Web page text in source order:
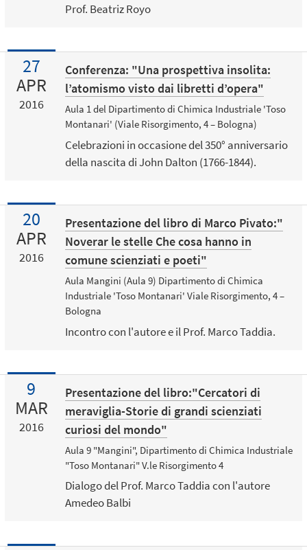
Prof. Beatriz Royo
27
APR
2016
Conferenza: "Una prospettiva insolita:
l’atomismo visto dai libretti d’opera"
Aula 1 del Dipartimento di Chimica Industriale 'Toso
Montanari' (Viale Risorgimento, 4 – Bologna)
Celebrazioni in occasione del 350° anniversario
della nascita di John Dalton (1766-1844).
20
APR
2016
Presentazione del libro di Marco Pivato:"
Noverar le stelle Che cosa hanno in
comune scienziati e poeti"
Aula Mangini (Aula 9) Dipartimento di Chimica
Industriale 'Toso Montanari' Viale Risorgimento, 4 –
Bologna
Incontro con l'autore e il Prof. Marco Taddia.
9
MAR
2016
Presentazione del libro:"Cercatori di
meraviglia-Storie di grandi scienziati
curiosi del mondo"
Aula 9 "Mangini", Dipartimento di Chimica Industriale
"Toso Montanari" V.le Risorgimento 4
Dialogo del Prof. Marco Taddia con l'autore
Amedeo Balbi